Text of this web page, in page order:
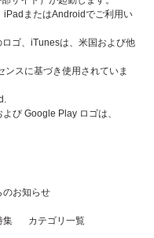
iPadまたはAndroidでご利用い
ゴ、iTunesは、米国および他
ンスに基づき使用されていま
び Google Play ロゴは、
のお知らせ
集 カテゴリ一覧